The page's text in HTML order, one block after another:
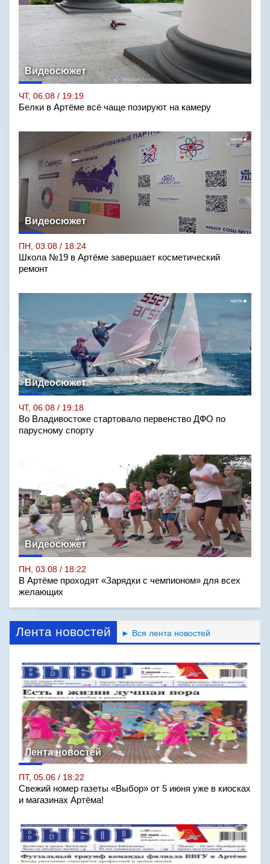
Видеосюжет
ЧТ, 06.08 / 19:19
Белки в Артёме всё чаще позируют на камеру
Видеосюжет
ПН, 03.08 / 18:24
Школа №19 в Артёме завершает косметический
ремонт
Видеосюжет
ЧТ, 06.08 / 19:18
Во Владивостоке стартовало первенство ДФО по
парусному спорту
Видеосюжет
ПН, 03.08 / 18:22
В Артёме проходят «Зарядки с чемпионом» для всех
желающих
Лента новостей ► Вся лента новостей
Лента новостей
ПТ, 05.06 / 18:22
Свежий номер газеты «Выбор» от 5 июня уже в киосках
и магазинах Артёма!